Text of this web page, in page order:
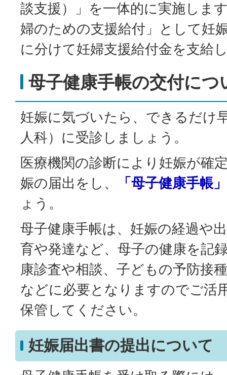
談支援）」を一体的に実施しま
婦のための支援給付」として妊
に分けて妊婦支援給付金を支給
母子健康手帳の交付につ
妊娠に気づいたら、できるだけ
人科）に受診しましょう。
医療機関の診断により妊娠が確
娠の届出をし、
「母子健康手帳」
ょう。
母子健康手帳は、妊娠の経過や
育や発達など、母子の健康を記
康診査や相談、子どもの予防接
などに必要となりますのでご活
保管してください。
妊娠届出書の提出について